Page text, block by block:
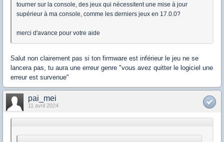
tourner sur la console, des jeux qui nécessitent une mise à jour
supérieur à ma console, comme les derniers jeux en 17.0.0?
merci d'avance pour votre aide
Salut non clairement pas si ton firmware est inférieur le jeu ne se
lancera pas, tu aura une erreur genre "vous avez quitter le logiciel une
erreur est survenue"
pai_mei
11 avril 2024